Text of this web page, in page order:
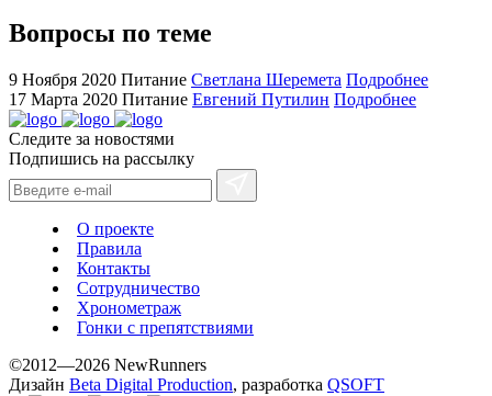
sale.
https://ylfactoryrolex.com/
hilarity
exceptional
method.
www.yvessaintlaurent.to
with
the
prices.
Вопросы по теме
9 Ноября 2020 Питание Светлана Шеремета Подробнее
17 Марта 2020 Питание Евгений Путилин Подробнее
Следите за новостями
Подпишись на рассылку
О проекте
Правила
Контакты
Сотрудничество
Хронометраж
Гонки с препятствиями
©2012—2026 NewRunners
Дизайн Beta Digital Production, разработка QSOFT